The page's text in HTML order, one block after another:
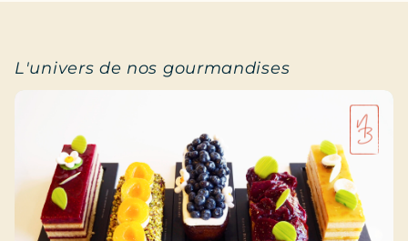
L'univers de nos gourmandises